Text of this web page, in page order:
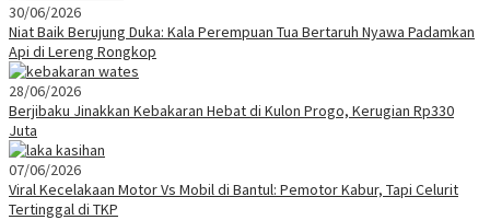
30/06/2026
Niat Baik Berujung Duka: Kala Perempuan Tua Bertaruh Nyawa Padamkan
Api di Lereng Rongkop
28/06/2026
Berjibaku Jinakkan Kebakaran Hebat di Kulon Progo, Kerugian Rp330
Juta
07/06/2026
Viral Kecelakaan Motor Vs Mobil di Bantul: Pemotor Kabur, Tapi Celurit
Tertinggal di TKP